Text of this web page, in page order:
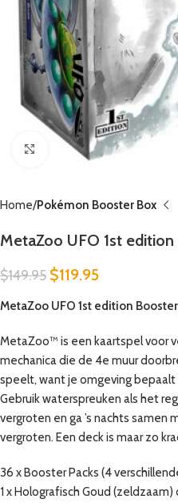
Click to enlarge
Home Pokémon Booster Box
MetaZoo UFO 1st
$149.95 $119.95
MetaZoo UFO 1st edition
MetaZoo™ is een kaartspel voor
mechanica die de 4e muur
speelt, want je omgeving bepaalt
Gebruik waterspreuken als het
vergroten en ga ’s nachts samen
vergroten. Een deck is maar zo
36 x Booster Packs (4
1 x Holografisch Goud